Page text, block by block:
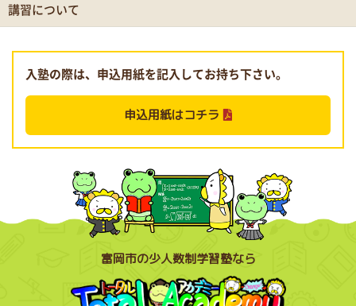
講習について
入塾の際は、申込用紙を記入してお持ち下さい。
申込用紙はコチラ
富岡市の少人数制学習塾なら